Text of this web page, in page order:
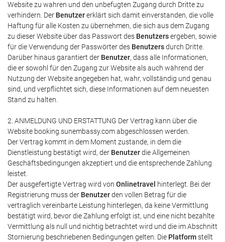
Website zu wahren und den unbefugten Zugang durch Dritte zu
verhindern. Der Benutzererklärt sich damit einverstanden, die volle
Haftung für alle Kosten zu übernehmen, die sich aus dem Zugang
zu dieser Website über das Passwort des Benutzersergeben, sowie
für die Verwendung der Passwörter des Benutzersdurch Dritte.
Darüber hinaus garantiert der Benutzer, dass alle Informationen,
die er sowohl für den Zugang zur Website als auch während der
Nutzung der Website angegeben hat, wahr, vollständig und genau
sind, und verpflichtet sich, diese Informationen auf dem neuesten
Stand zu halten.
2. ANMELDUNG UND ERSTATTUNG Der Vertrag kann über die
Website booking.sunembassy.com abgeschlossen werden.
Der Vertrag kommt in dem Moment zustande, in dem die
Dienstleistung bestätigt wird, der Benutzerdie Allgemeinen
Geschäftsbedingungen akzeptiert und die entsprechende Zahlung
leistet.
Der ausgefertigte Vertrag wird von Onlinetravel
hinterlegt. Bei der
Registrierung muss der Benutzerden vollen Betrag für die
vertraglich vereinbarte Leistung hinterlegen, da keine Vermittlung
bestätigt wird, bevor die Zahlung erfolgt ist, und eine nicht bezahlte
Vermittlung als null und nichtig betrachtet wird und die im Abschnitt
Stornierung beschriebenen Bedingungen gelten. Die Platformstellt